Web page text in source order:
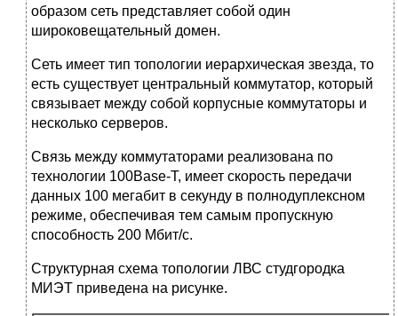
образом сеть представляет собой один
широковещательный домен.
Сеть имеет тип топологии иерархическая звезда, то
есть существует центральный коммутатор, который
связывает между собой корпусные коммутаторы и
несколько серверов.
Связь между коммутаторами реализована по
технологии 100Base-T, имеет скорость передачи
данных 100 мегабит в секунду в полнодуплексном
режиме, обеспечивая тем самым пропускную
способность 200 Мбит/с.
Структурная схема топологии ЛВС студгородка
МИЭТ приведена на рисунке.